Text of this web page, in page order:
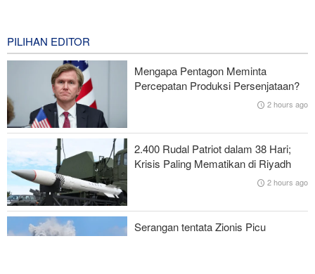
Dua Sisi Arab Saudi Diserang; 'Pakta Makkah' Hanya Bertahan
Dua Hari?
Puluhan Ribu Warga Kanada Dievakuasi Akibat Kebakaran Hutan
Sekjen Gerakan al-Nujaba Irak: Diplomasi dengan Arab Saudi
Gagal, Respons Militer Diperlukan
Menuju Pendidikan Tinggi Global; Iran-Indonesia Sepakati Kerja
Sama STEM
PILIHAN EDITOR
Mengapa Pentagon Meminta
Percepatan Produksi Persenjataan?
2 hours ago
2.400 Rudal Patriot dalam 38 Hari;
Krisis Paling Mematikan di Riyadh
2 hours ago
Serangan tentata Zionis Picu